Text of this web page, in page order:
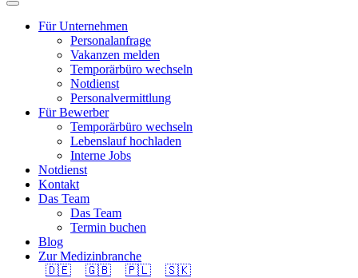
Für Unternehmen
Personalanfrage
Vakanzen melden
Temporärbüro wechseln
Notdienst
Personalvermittlung
Für Bewerber
Temporärbüro wechseln
Lebenslauf hochladen
Interne Jobs
Notdienst
Kontakt
Das Team
Das Team
Termin buchen
Blog
Zur Medizinbranche
🇩🇪
🇬🇧 🇵🇱 🇸🇰